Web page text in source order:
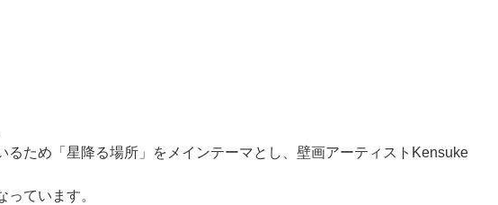
ため「星降る場所」をメインテーマとし、壁画アーティストKensuke
ています。